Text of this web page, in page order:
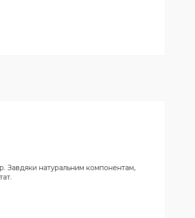
Завдяки натуральним компонентам,